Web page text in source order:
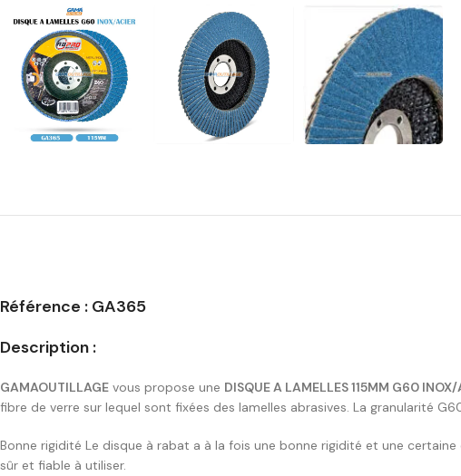
Référence : GA365
Description :
GAMAOUTILLAGE vous propose une DISQUE A LAMELLES 115MM G60
fibre de verre sur lequel sont fixées des lamelles abrasives. La granularité
Bonne rigidité Le disque à rabat a à la fois une bonne rigidité et une
sûr et fiable à utiliser.